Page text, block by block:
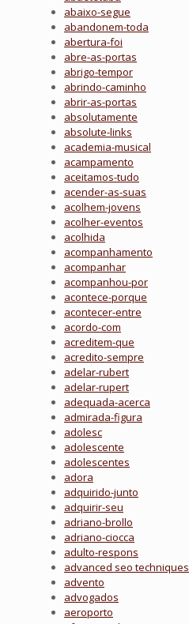
abaixo-segue
abandonem-toda
abertura-foi
abre-as-portas
abrigo-tempor
abrindo-caminho
abrir-as-portas
absolutamente
absolute-links
academia-musical
acampamento
aceitamos-tudo
acender-as-suas
acolhem-jovens
acolher-eventos
acolhida
acompanhamento
acompanhar
acompanhou-por
acontece-porque
acontecer-entre
acordo-com
acreditem-que
acredito-sempre
adelar-rubert
adelar-rupert
adequada-acerca
admirada-figura
adolesc
adolescente
adolescentes
adora
adquirido-junto
adquirir-seu
adriano-brollo
adriano-ciocca
adulto-respons
advanced seo techniques
advento
advogados
aeroporto